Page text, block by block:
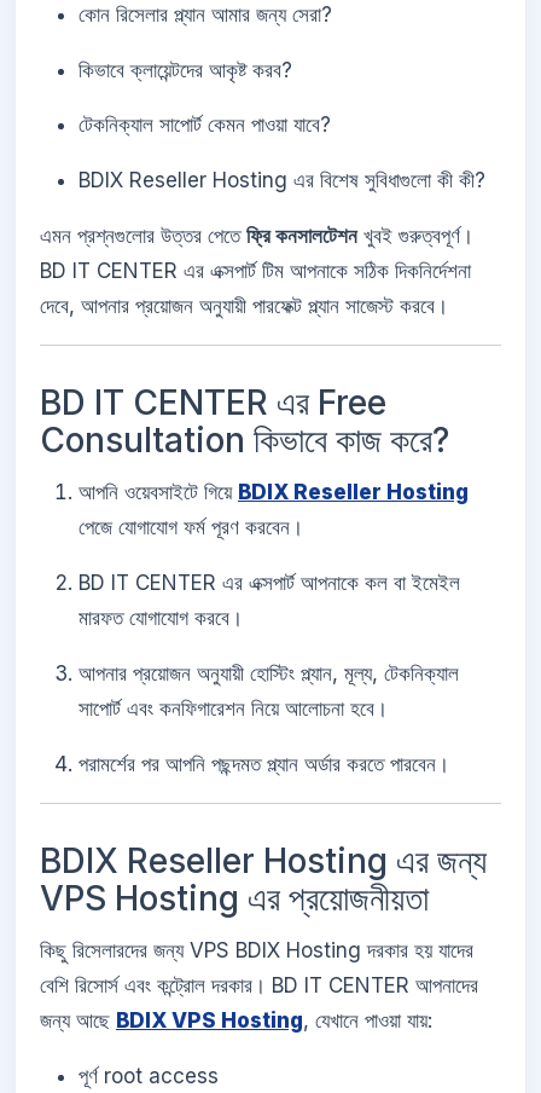
কোন রিসেলার প্ল্যান আমার জন্য সেরা?
কিভাবে ক্লায়েন্টদের আকৃষ্ট করব?
টেকনিক্যাল সাপোর্ট কেমন পাওয়া যাবে?
BDIX Reseller Hosting এর বিশেষ সুবিধাগুলো কী কী?
এমন প্রশ্নগুলোর উত্তর পেতে ফ্রি কনসালটেশনখুবই গুরুত্বপূর্ণ।
BD IT CENTER এর এক্সপার্ট টিম আপনাকে সঠিক দিকনির্দেশনা
দেবে, আপনার প্রয়োজন অনুযায়ী পারফেক্ট প্ল্যান সাজেস্ট করবে।
BD IT CENTER এর Free
Consultation কিভাবে কাজ করে?
আপনি ওয়েবসাইটে গিয়ে BDIX Reseller Hosting
পেজে যোগাযোগ ফর্ম পূরণ করবেন।
BD IT CENTER এর এক্সপার্ট আপনাকে কল বা ইমেইল
মারফত যোগাযোগ করবে।
আপনার প্রয়োজন অনুযায়ী হোস্টিং প্ল্যান, মূল্য, টেকনিক্যাল
সাপোর্ট এবং কনফিগারেশন নিয়ে আলোচনা হবে।
পরামর্শের পর আপনি পছন্দমত প্ল্যান অর্ডার করতে পারবেন।
BDIX Reseller Hosting এর জন্য
VPS Hosting এর প্রয়োজনীয়তা
কিছু রিসেলারদের জন্য VPS BDIX Hosting দরকার হয় যাদের
বেশি রিসোর্স এবং কন্ট্রোল দরকার। BD IT CENTER আপনাদের
জন্য আছে BDIX VPS Hosting, যেখানে পাওয়া যায়:
পূর্ণ root access